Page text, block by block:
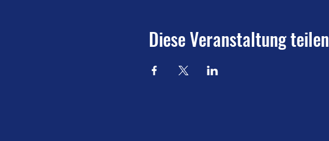
Diese Veranstaltung teilen